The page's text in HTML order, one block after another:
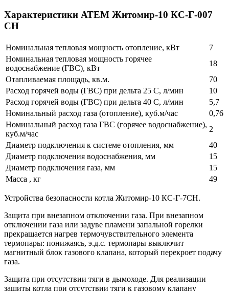
Характеристики АТЕМ Житомир-10 КС-Г-007
СН
Номинальная тепловая мощность отопление, кВт
7
Номинальная тепловая мощность горячее
водоснабжение (ГВС), кВт
18
Отапливаемая площадь, кв.м.
70
Расход горячей воды (ГВС) при дельта 25 С, л/мин
10
Расход горячей воды (ГВС) при дельта 40 С, л/мин
5,7
Номинальный расход газа (отопление), куб.м/час
0,76
Номинальный расход газа ГВС (горячее водоснабжение),
куб.м/час
2
Диаметр подключения к системе отопления, мм
40
Диаметр подключения водоснабжения, мм
15
Диаметр подключения газа, мм
15
Масса , кг
49
Устройства безопасности котла Житомир-10 КС-Г-7СН.
Защита при внезапном отключении газа. При внезапном
отключении газа или задуве пламени запальной горелки
прекращается нагрев термочувствительного элемента
термопары: понижаясь, э.д.с. термопары выключит
магнитный блок газового клапана, который перекроет подачу
газа.
3ащита при отсутствии тяги в дымоходе. Для реализации
защиты котла при отсутствии тяги к газовому клапану